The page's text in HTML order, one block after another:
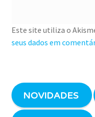
Este site utiliza o
seus dados em
NOVIDADES